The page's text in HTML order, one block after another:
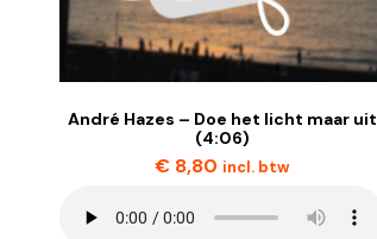
André Hazes – Doe het licht maar uit
(4:06)
€ 8,80 incl. btw